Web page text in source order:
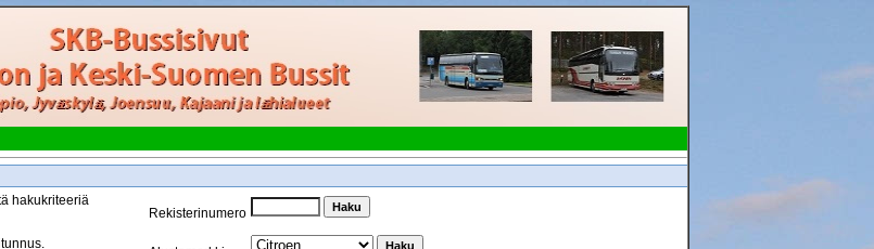
hakukriteeriä
Rekisterinumero